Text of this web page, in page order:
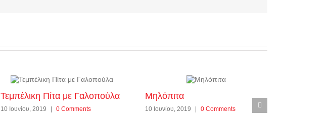
Τεμπέλικη Πίτα με Γαλοπούλα
10 Ιουνίου, 2019 | 0 Comments
Μηλόπιτα
10 Ιουνίου, 2019 | 0 Comments